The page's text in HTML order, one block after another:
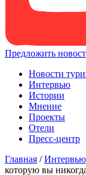
Предложить
Новости
Интервью
Истории
Мнение
Проекты
Отели
Пресс-центр
Главная /Интервью
которую вы